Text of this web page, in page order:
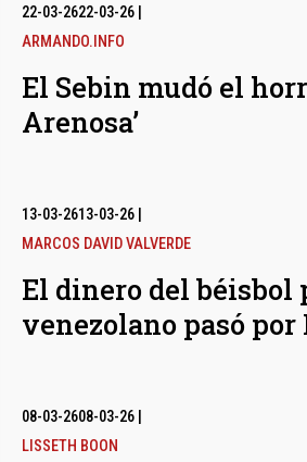
22-03-2622-03-26
ARMANDO.INFO
El Sebin mudó el
Arenosa’
13-03-2613-03-26
MARCOS DAVID VALVERDE
El dinero del béisbol
venezolano pasó
08-03-2608-03-26
LISSETH BOON